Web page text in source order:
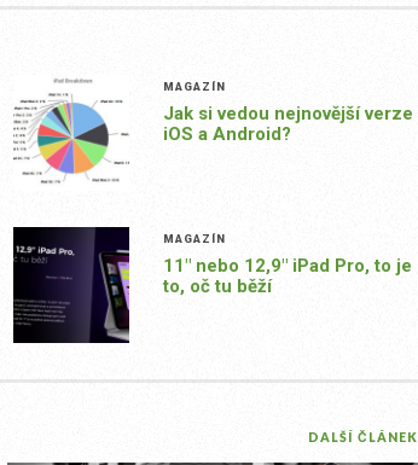
MAGAZÍN
Jak si vedou nejnovější verze
iOS a Android?
MAGAZÍN
11″ nebo 12,9″ iPad Pro, to je
to, oč tu běží
DALŠÍ ČLÁNEK